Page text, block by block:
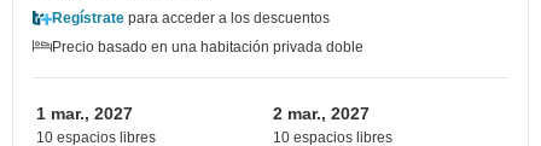
Regístrate para acceder a los descuentos
Precio basado en una habitación privada doble
1 mar., 2027
10 espacios libres
2 mar., 2027
10 espacios libres